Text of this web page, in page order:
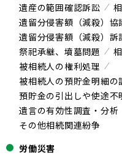
遺産の範囲確認訴訟
遺留分侵害額（減殺）協
遺留分侵害額（減殺）訴
祭祀承継、墳墓問題
被相続人の権利処理
被相続人の預貯金明細の
預貯金の引出しや使途不
遺言の有効性調査・分析
その他相続関連紛争
労働災害